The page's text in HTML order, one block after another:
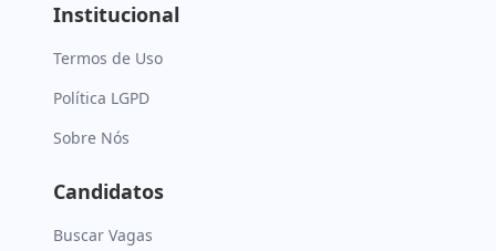
Institucional
Termos de Uso
Política LGPD
Sobre Nós
Candidatos
Buscar Vagas